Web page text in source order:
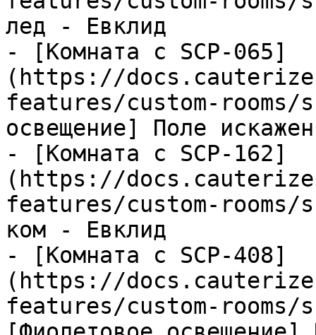
лед - Евклид
- [Комната с SCP-065]
(https://
features/custom-rooms/
освещение] Поле
- [Комната с SCP-162]
(https://
features/custom-rooms/
ком - Евклид
- [Комната с SCP-408]
(https://
features/custom-rooms/